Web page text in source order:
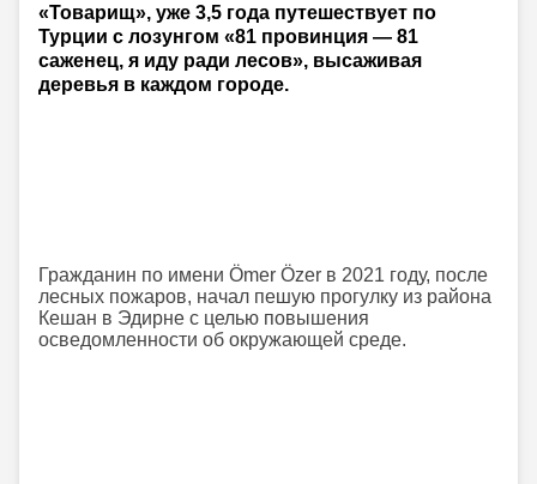
«Товарищ», уже 3,5 года путешествует по
Турции с лозунгом «81 провинция — 81
саженец, я иду ради лесов», высаживая
деревья в каждом городе.
Гражданин по имени Ömer Özer в 2021 году, после
лесных пожаров, начал пешую прогулку из района
Кешан в Эдирне с целью повышения
осведомленности об окружающей среде.